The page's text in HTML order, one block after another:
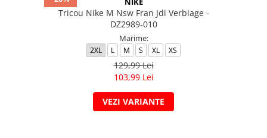
Tricou Nike M Nsw Fran Jdi Verbiage -
DZ2989-010
Marime:
2XL L M S XL XS
129,99 Lei
103,99 Lei
VEZI VARIANTE